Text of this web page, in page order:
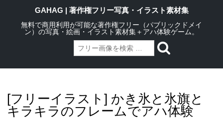
GAHAG | 著作権フリー写真・イラスト素材集
無料で商用利用が可能な著作権フリー（パブリックドメイ
ン）の写真・絵画・イラスト素材集＋アハ体験ゲーム。
content[フリーイラスト] かき氷と氷旗と
キラキラのフレームでアハ体験